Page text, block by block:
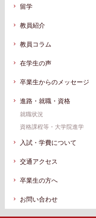
留学
教員紹介
教員コラム
在学生の声
卒業生からのメッセージ
進路・就職・資格
就職状況
資格課程等・⼤学院進学
⼊試・学費について
交通アクセス
卒業⽣の⽅へ
お問い合わせ